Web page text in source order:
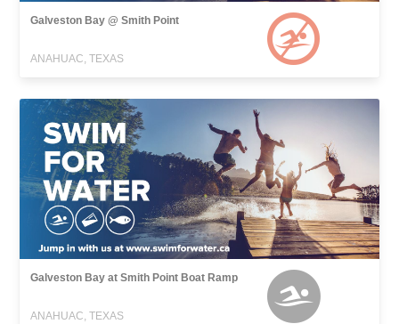
Galveston Bay @ Smith Point
ANAHUAC, TEXAS
Galveston Bay at Smith Point Boat Ramp
ANAHUAC, TEXAS